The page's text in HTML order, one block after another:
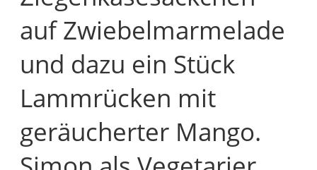
auf Zwiebelmarmelade
und dazu ein Stück
Lammrücken mit
geräucherter Mango.